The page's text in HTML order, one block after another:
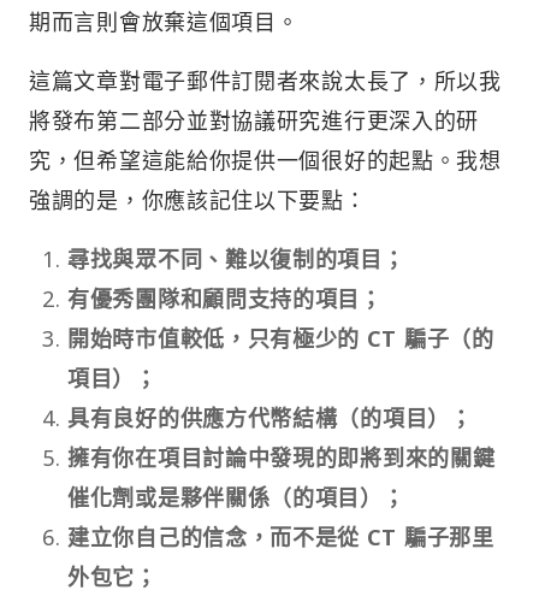
期而言則會放棄這個項目。
這篇文章對電子郵件訂閱者來說太長了，所以我
將發布第二部分並對協議研究進行更深入的研
究，但希望這能給你提供一個很好的起點。我想
強調的是，你應該記住以下要點：
尋找與眾不同、難以復制的項目；
有優秀團隊和顧問支持的項目；
開始時市值較低，只有極少的 CT 騙子（的
項目）；
具有良好的供應方代幣結構（的項目）；
擁有你在項目討論中發現的即將到來的關鍵
催化劑或是夥伴關係（的項目）；
建立你自己的信念，而不是從 CT 騙子那里
外包它；